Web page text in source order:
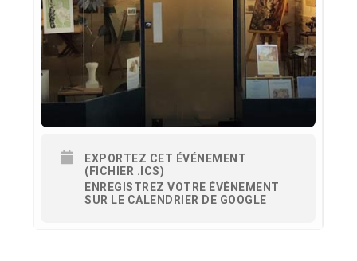
EXPORTEZ CET ÉVÉNEMENT
(FICHIER .ICS)
ENREGISTREZ VOTRE ÉVÉNEMENT
SUR LE CALENDRIER DE GOOGLE